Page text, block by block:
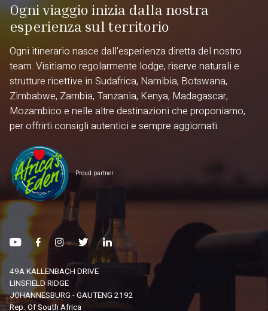
Ogni viaggio inizia dalla nostra
esperienza sul territorio
Ogni itinerario nasce dall'esperienza diretta del nostro
team. Visitiamo regolarmente lodge, riserve naturali e
strutture ricettive in Sudafrica, Namibia, Botswana,
Zimbabwe, Zambia, Tanzania, Kenya, Madagascar,
Mozambico e nelle altre destinazioni che proponiamo,
per offrirti consigli autentici e sempre aggiornati.
Proud partner
49A KALLENBACH DRIVE
LINSFIELD RIDGE
JOHANNESBURG - GAUTENG 2192
Rep. Of South Africa